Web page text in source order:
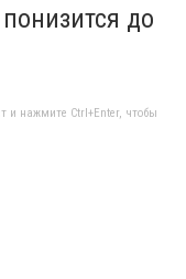
до
и нажмите Ctrl+Enter, чтобы